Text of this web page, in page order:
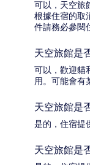
可以，天空旅
根據住宿的取
件請務必參閱
天空旅館是
可以，歡迎貓
用。可能會有
天空旅館是
是的，住宿提
天空旅館是